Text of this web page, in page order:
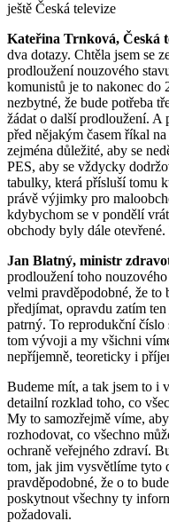
ještě Česká televize
Kateřina Trnková, Česká
dva dotazy. Chtěla jsem se
prodloužení nouzového
komunistů je to nakonec do
nezbytné, že bude potřeba
žádat o další prodloužení. A
před nějakým časem říkal
zejména důležité, aby se
PES, aby se vždycky
tabulky, která přísluší tomu
právě výjimky pro
kdybychom se v pondělí
obchody byly dále
Jan Blatný, ministr
prodloužení toho
velmi pravděpodobné, že to
předjímat, opravdu zatím
patrný. To reprodukční číslo
tom vývoji a my všichni
nepříjemně, teoreticky i
Budeme mít, a tak jsem to i
detailní rozklad toho, co
My to samozřejmě víme,
rozhodovat, co všechno
ochraně veřejného zdraví.
tom, jak jim vysvětlíme tyto
pravděpodobné, že o to
poskytnout všechny ty
požadovali.